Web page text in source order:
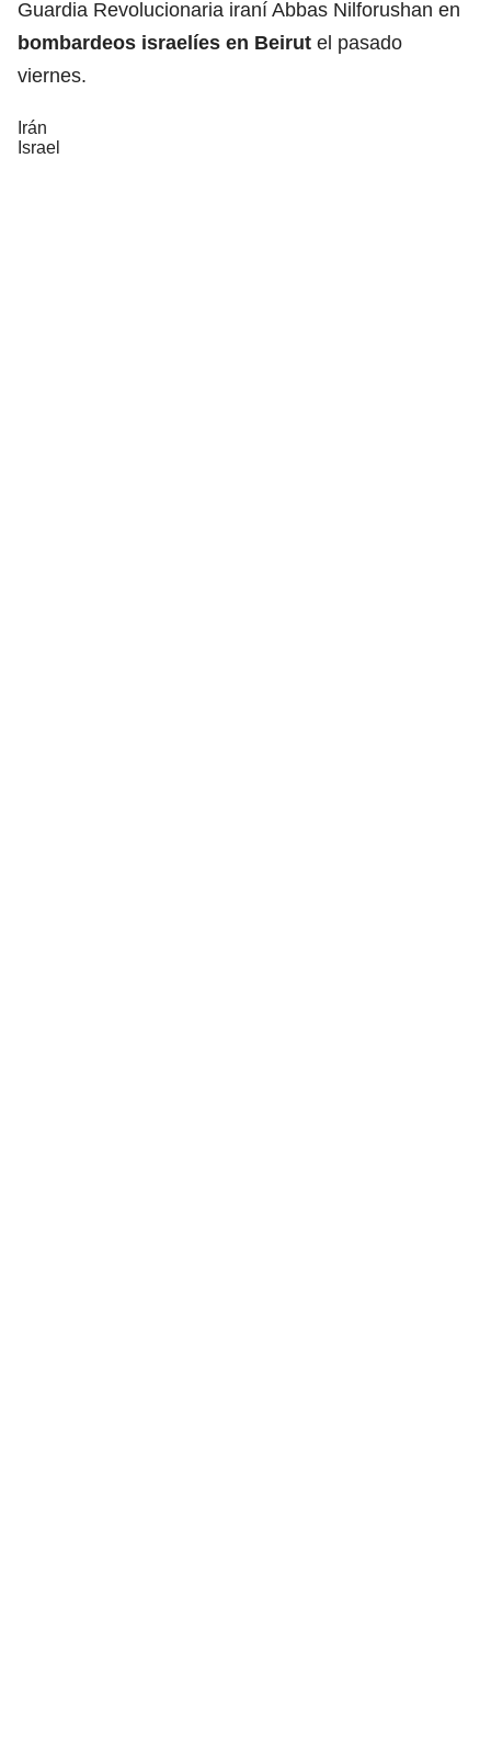
Guardia Revolucionaria iraní Abbas Nilforushan en
bombardeos israelíes en Beirut el pasado
viernes.
Irán
Israel